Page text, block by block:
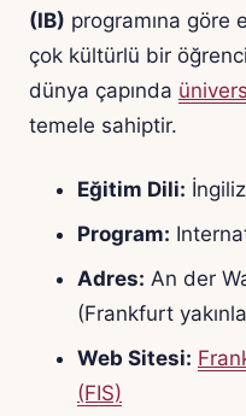
(IB) programına göre
çok kültürlü bir
dünya çapında
temele sahiptir.
Eğitim Dili:
Program:
Adres: An der
(Frankfurt
Web Sitesi:
(FIS)